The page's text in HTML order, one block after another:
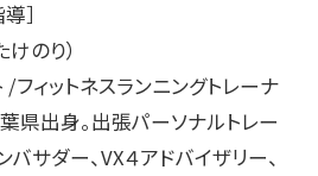
］
のり）
ィットネスランニングトレーナ
県出身。出張パーソナルトレー
サダー、VX４アドバイザリー、